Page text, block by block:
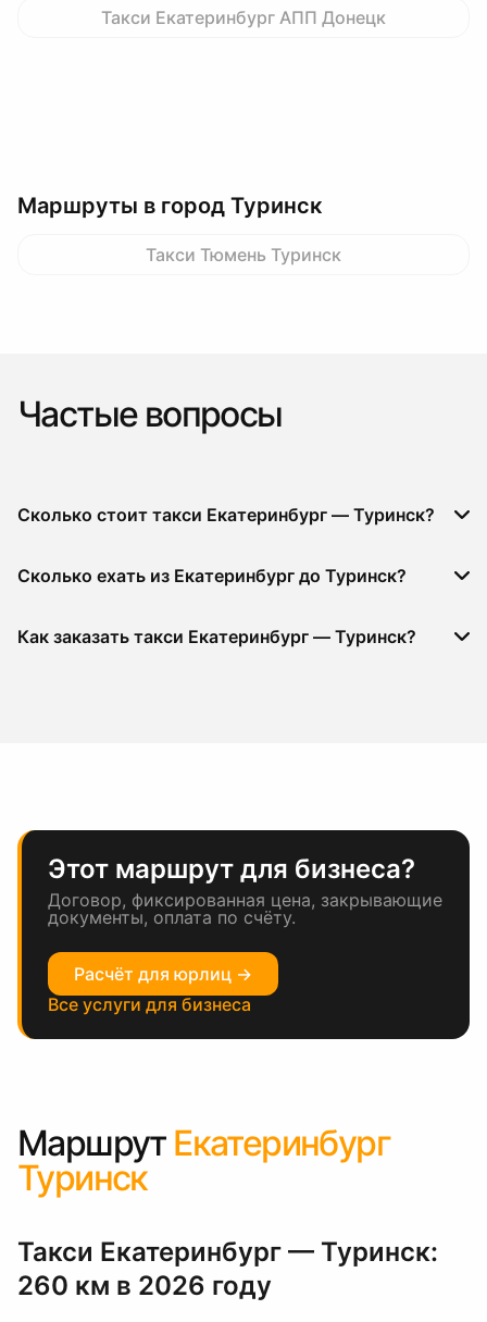
Такси Екатеринбург АПП Донецк
Маршруты в город Туринск
Такси Тюмень Туринск
Частые вопросы
Сколько стоит такси Екатеринбург — Туринск?
Сколько ехать из Екатеринбург до Туринск?
Как заказать такси Екатеринбург — Туринск?
Этот маршрут для бизнеса?
Договор, фиксированная цена, закрывающие
документы, оплата по счёту.
Расчёт для юрлиц →
Все услуги для бизнеса
Маршрут Екатеринбург
Туринск
Такси Екатеринбург — Туринск:
260 км в 2026 году